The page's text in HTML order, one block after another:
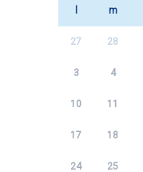
m
27 28
3 4
10 11
17 18
24 25